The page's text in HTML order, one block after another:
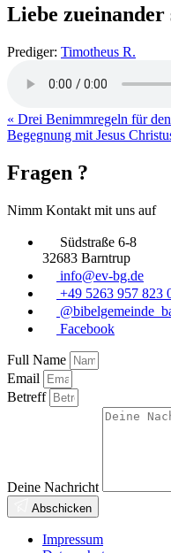
Liebe
Prediger: Timotheus R.
« Drei Benimmregeln für
Begegnung mit Jesus
Fragen ?
Nimm Kontakt mit uns auf
Südstraße 6-8
32683 Barntrup
info@ev-bg.de
+49 5263 957 823
Facebook
Full Name
Email
Betreff
Deine Nachricht
Abschicken
Impressum